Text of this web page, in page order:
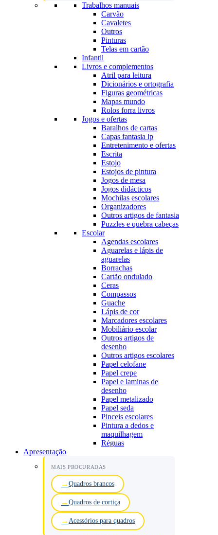
Trabalhos manuais
Carvão
Cavaletes
Outros
Pinturas
Telas em cartão
Infantil
Livros e complementos
Atril para leitura
Dicionários e ortografia
Figuras geométricas
Mapas mundo
Rolos forra livros
Jogos e ofertas
Baralhos de cartas
Capas fantasia lp
Entretenimento e ofertas
Escrita
Estojo
Estojos de pintura
Jogos de mesa
Jogos didácticos
Mochilas escolares
Organizadores
Outros artigos de fantasia
Puzzles e quebra cabeças
Escolar
Agendas escolares
Aguarelas e lápis de
aguarelas
Borrachas
Cartão ondulado
Ceras
Compassos
Guache
Lápis de cor
Marcadores escolares
Mobiliário escolar
Outros artigos de
desenho
Outros artigos escolares
Papel celofane
Papel crepe
Papel e laminas de
desenho
Papel metalizado
Papel seda
Pinceis escolares
Pintura a dedos e
maquilhagem
Réguas
Apresentação
MAIS PROCURADAS
Quadros brancos
Quadros de cortiça
Acessórios para quadros